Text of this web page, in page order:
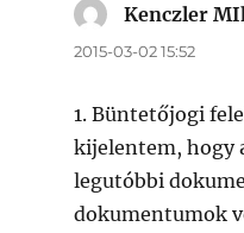
Kenczler
2015-03-02 15:52
1. Büntetőjogi
kijelentem, hogy
legutóbbi
dokumentumok